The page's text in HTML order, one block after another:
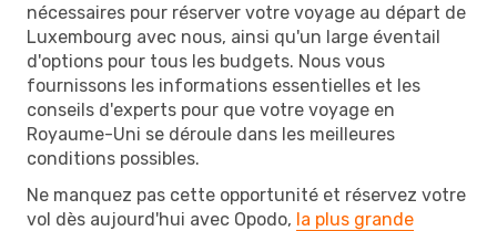
nécessaires pour réserver votre voyage au départ de
Luxembourg avec nous, ainsi qu'un large éventail
d'options pour tous les budgets. Nous vous
fournissons les informations essentielles et les
conseils d'experts pour que votre voyage en
Royaume-Uni se déroule dans les meilleures
conditions possibles.
Ne manquez pas cette opportunité et réservez votre
vol dès aujourd'hui avec Opodo, la plus grande